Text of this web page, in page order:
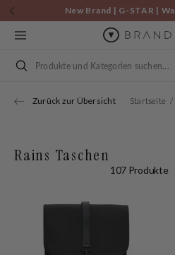
Zum
Inhalt
springen
New Brand | G-STAR |
Suchen
Zurück zur Übersicht Startseite
Rains Taschen
107 Produkte